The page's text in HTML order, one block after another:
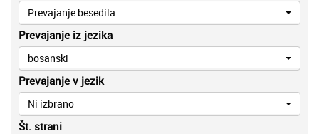
Prevajanje besedila
Prevajanje iz jezika
bosanski
Prevajanje v jezik
Ni izbrano
Št. strani